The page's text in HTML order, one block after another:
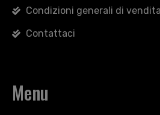
Condizioni generali di vendita
Contattaci
Menu